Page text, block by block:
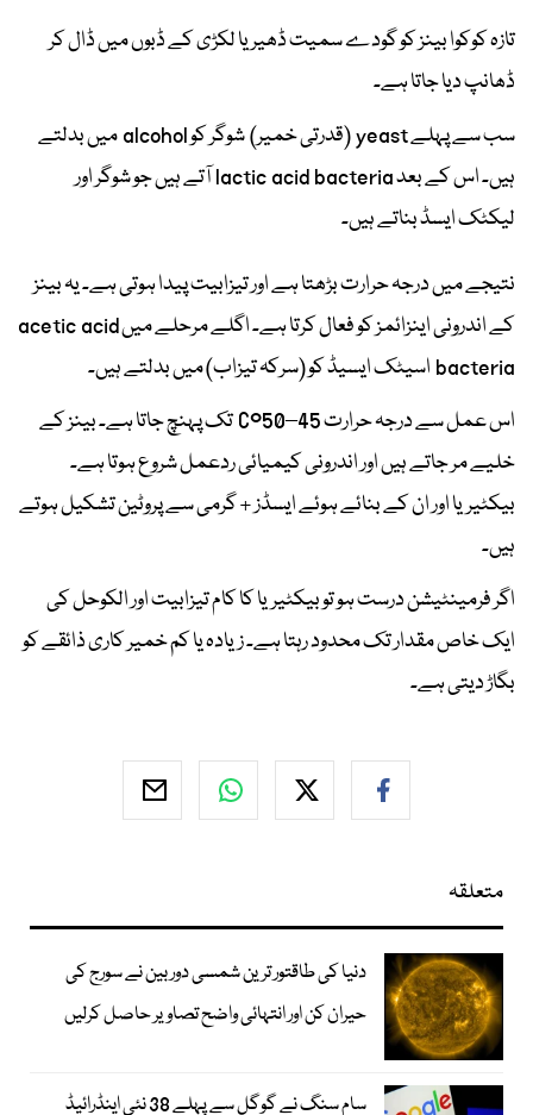
تازہ کوکوا بینز کو گودے سمیت ڈھیر یا لکڑی کے ڈبوں میں ڈال کر
ڈھانپ دیا جاتا ہے۔
سب سے پہلے yeast (قدرتی خمیر) شوگر کو alcohol میں بدلتے
ہیں۔ اس کے بعد lactic acid bacteria آتے ہیں جو شوگر اور
لیکٹک ایسڈ بناتے ہیں۔
نتیجے میں درجہ حرارت بڑھتا ہے اور تیزابیت پیدا ہوتی ہے۔ یہ بینز
کے اندرونی اینزائمز کو فعال کرتا ہے۔ اگلے مرحلے میں acetic acid
bacteria اسیٹک ایسیڈ کو (سرکہ تیزاب) میں بدلتے ہیں۔
اس عمل سے درجہ حرارت 45–50°C تک پہنچ جاتا ہے۔ بینز کے
خلیے مر جاتے ہیں اور اندرونی کیمیائی ردعمل شروع ہوتا ہے۔
بیکٹیریا اور ان کے بنائے ہوئے ایسڈز + گرمی سے پروٹین تشکیل ہوتے
ہیں۔
اگر فرمینٹیشن درست ہو تو بیکٹیریا کا کام تیزابیت اور الکوحل کی
ایک خاص مقدار تک محدود رہتا ہے۔ زیادہ یا کم خمیر کاری ذائقے کو
بگاڑ دیتی ہے۔
متعلقہ
دنیا کی طاقتور ترین شمسی دوربین نے سورج کی
حیران کن اور انتہائی واضح تصاویر حاصل کرلیں
سام سنگ نے گوگل سے پہلے 38 نئی اینڈرائیڈ